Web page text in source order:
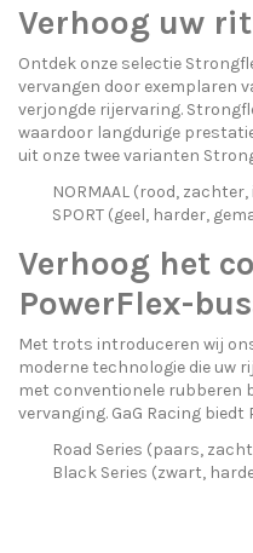
Verhoog uw
Ontdek onze selectie
vervangen door exemplaren
verjongde rijervaring.
waardoor langdurige
uit onze twee varianten
NORMAAL (rood,
SPORT (geel, harder,
Verhoog het
PowerFlex-
Met trots introduceren wij
moderne technologie die uw
met conventionele rubberen
vervanging. GaG Racing
Road Series (paars,
Black Series (zwart,